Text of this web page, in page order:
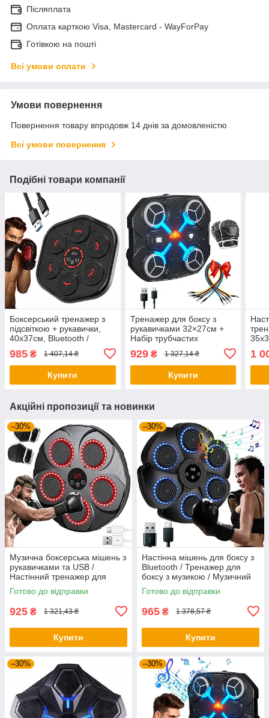
Післяплата
Оплата карткою Visa, Mastercard - WayForPay
Готівкою на пошті
Всі умови оплати
Умови повернення
Повернення товару впродовж 14 днів за домовленістю
Всі умови повернення
Подібні товари компанії
Боксерський тренажер з
підсвіткою + рукавички,
40х37см, Bluetooth /
Інтерактивний тренажер
для боксу / Боксерська
мішень
985 ₴ 1 407,14 ₴
Купити
Тренажер для боксу з
рукавичками 32×27см +
Набір трубчастих
боксерська мішень
929₴ 1 327,14 ₴
Купити
1
Акційні пропозиції та новинки
–30%
Музична боксерська мішень з
рукавичками та USB /
Настінний тренажер для
боксу / Боксерський
тренажер
Готово до відправки
925 ₴ 1 321,43 ₴
Купити
–30%
Настінна мішень для боксу з
Bluetooth / Тренажер для
боксу з музикою / Музичний
боксерський тренажер
Готово до відправки
965 ₴ 1 378,57 ₴
Купити
–30% –30%